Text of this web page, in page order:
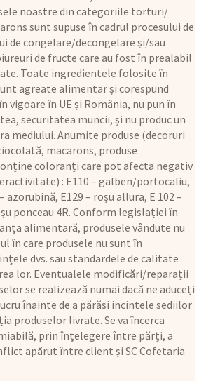
noastre din categoriile torturi/
sunt supuse în cadrul procesului de
de congelare/decongelare și/sau
de fructe care au fost în prealabil
Toate ingredientele folosite în
agreate alimentar și corespund
vigoare în UE și România, nu pun în
securitatea muncii, și nu produc un
mediului. Anumite produse (decoruri
macarons, produse
coloranți care pot afecta negativ
: E110 – galben/portocaliu,
azorubină, E129 – roșu allura, E 102 –
ponceau 4R. Conform legislației în
alimentară, produsele vândute nu
în care produsele nu sunt în
dvs. sau standardele de calitate
lor. Eventualele modificări/reparații
se realizează numai dacă ne aduceți
înainte de a părăsi incintele sediilor
produselor livrate. Se va încerca
prin înțelegere între părți, a
apărut între client și SC Cofetaria